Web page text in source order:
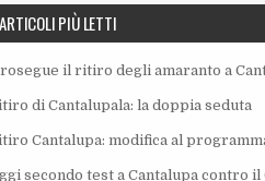
PIÙ LETTI
il ritiro degli amaranto a
di Cantalupala: la doppia seduta
Cantalupa: modifica al
secondo test a Cantalupa contro il